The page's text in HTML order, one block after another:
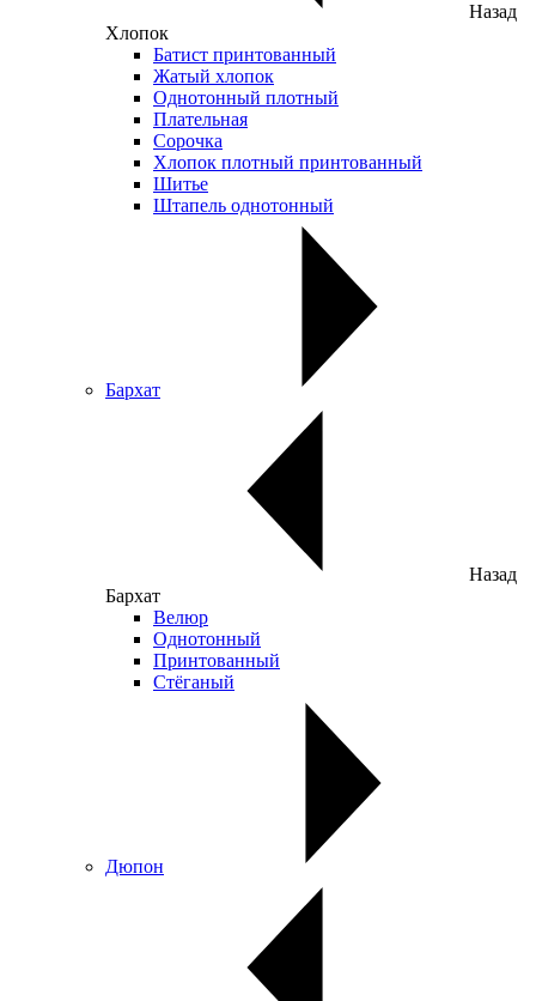
Назад
Хлопок
Батист принтованный
Жатый хлопок
Однотонный плотный
Плательная
Сорочка
Хлопок плотный принтованный
Шитье
Штапель однотонный
Бархат
Назад
Бархат
Велюр
Однотонный
Принтованный
Стёганый
Дюпон